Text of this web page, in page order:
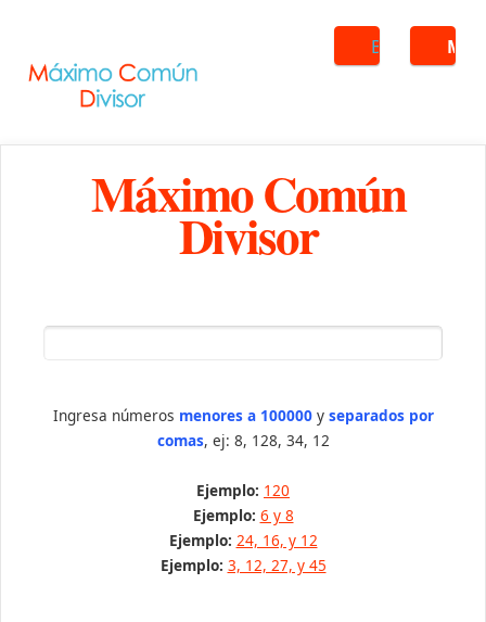
Buscar
Máximo Común
Divisor
Ingresa números menores a 100000y separados por
comas, ej: 8, 128, 34, 12
Ejemplo: 120
Ejemplo: 6 y 8
Ejemplo: 24, 16, y 12
Ejemplo: 3, 12, 27, y 45